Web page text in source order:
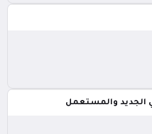
الجديد والمستعمل